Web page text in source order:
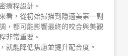
療程設計。
看，從初始掃描到隱適美第一副
，都可能影響最終的咬合與美觀
非常重要。
就能降低焦慮並提升配合度。